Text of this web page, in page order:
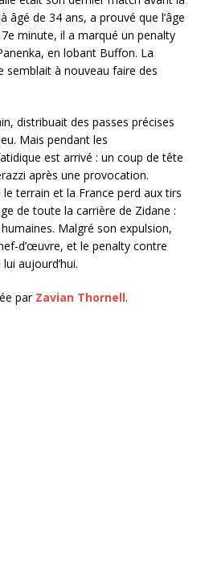
âgé de 34 ans, a prouvé que l’âge
minute, il a marqué un penalty
en lobant Buffon. La
semblait à nouveau faire des
distribuait des passes précises
Mais pendant les
est arrivé : un coup de tête
après une provocation.
terrain et la France perd aux tirs
de toute la carrière de Zidane :
Malgré son expulsion,
d’œuvre, et le penalty contre
aujourd’hui.
par Zavian Thornell.